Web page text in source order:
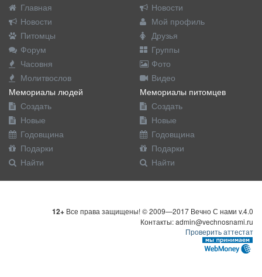
Главная
Новости
Питомцы
Форум
Часовня
Молитвослов
Новости
Мой профиль
Друзья
Группы
Фото
Видео
Мемориалы людей
Создать
Новые
Годовщина
Подарки
Найти
Мемориалы питомцев
Создать
Новые
Годовщина
Подарки
Найти
12+ Все права защищены! © 2009—2017 Вечно С нами v.4.0
Контакты: admin@vechnosnami.ru
Проверить аттестат